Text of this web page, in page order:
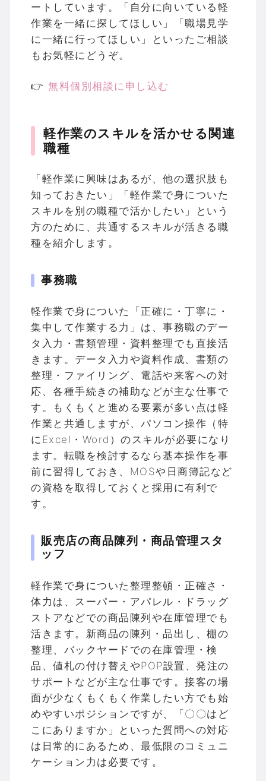
ートしています。「自分に向いている軽
作業を一緒に探してほしい」「職場見学
に一緒に行ってほしい」といったご相談
もお気軽にどうぞ。
👉 無料個別相談に申し込む
軽作業のスキルを活かせる関連
職種
「軽作業に興味はあるが、他の選択肢も
知っておきたい」「軽作業で身についた
スキルを別の職種で活かしたい」という
方のために、共通するスキルが活きる職
種を紹介します。
事務職
軽作業で身についた「正確に・丁寧に・
集中して作業する力」は、事務職のデー
タ入力・書類管理・資料整理でも直接活
きます。データ入力や資料作成、書類の
整理・ファイリング、電話や来客への対
応、各種手続きの補助などが主な仕事で
す。もくもくと進める要素が多い点は軽
作業と共通しますが、パソコン操作（特
にExcel・Word）のスキルが必要になり
ます。転職を検討するなら基本操作を事
前に習得しておき、MOSや日商簿記など
の資格を取得しておくと採用に有利で
す。
販売店の商品陳列・商品管理スタ
ッフ
軽作業で身についた整理整頓・正確さ・
体力は、スーパー・アパレル・ドラッグ
ストアなどでの商品陳列や在庫管理でも
活きます。新商品の陳列・品出し、棚の
整理、バックヤードでの在庫管理・検
品、値札の付け替えやPOP設置、発注の
サポートなどが主な仕事です。接客の場
面が少なくもくもく作業したい方でも始
めやすいポジションですが、「〇〇はど
こにありますか」といった質問への対応
は日常的にあるため、最低限のコミュニ
ケーション力は必要です。